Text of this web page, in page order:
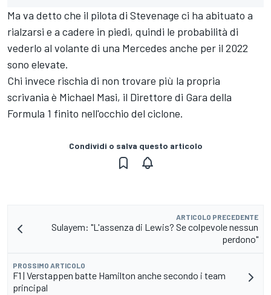
Ma va detto che il pilota di Stevenage ci ha abituato a
rialzarsi e a cadere in piedi, quindi le probabilità di
vederlo al volante di una Mercedes anche per il 2022
sono elevate.
Chi invece rischia di non trovare più la propria
scrivania è Michael Masi, il Direttore di Gara della
Formula 1 finito nell'occhio del ciclone.
Condividi o salva questo articolo
ARTICOLO PRECEDENTE
Sulayem: "L'assenza di Lewis? Se colpevole nessun
perdono"
PROSSIMO ARTICOLO
F1 | Verstappen batte Hamilton anche secondo i team
principal